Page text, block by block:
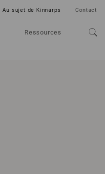
Ressources
Au sujet de Kinnarps Contact